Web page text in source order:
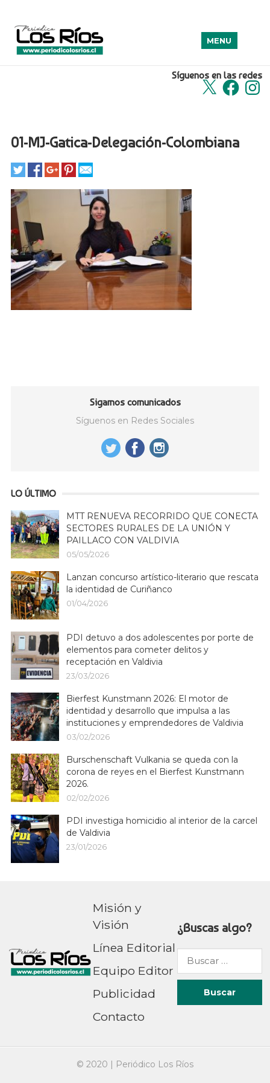
Síguenos en las redes
X Facebook
MENU
01-MJ-Gatica-Delegación-Colombiana
Sigamos comunicados
Síguenos en Redes Sociales
LO ÚLTIMO
MTT RENUEVA RECORRIDO QUE CONECTA
SECTORES RURALES DE LA UNIÓN Y
PAILLACO CON VALDIVIA
05/05/2026
Lanzan concurso artístico-literario que rescata
la identidad de Curiñanco
01/04/2026
PDI detuvo a dos adolescentes por porte de
elementos para cometer delitos y
receptación en Valdivia
23/03/2026
Bierfest Kunstmann 2026: El motor de
identidad y desarrollo que impulsa a las
instituciones y emprendedores de Valdivia
03/02/2026
Burschenschaft Vulkania se queda con la
corona de reyes en el Bierfest Kunstmann
2026.
02/02/2026
PDI investiga homicidio al interior de la carcel
de Valdivia
23/01/2026
Misión y
Visión
Línea Editorial
Equipo Editor
Publicidad
Contacto
¿Buscas algo?
Buscar
por:
© 2020 | Periódico Los Ríos